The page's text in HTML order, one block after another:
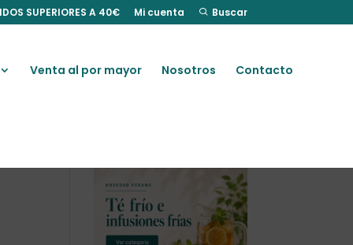
SUPERIORES A 40€ Mi cuenta Buscar
Venta al por mayor Nosotros Contacto